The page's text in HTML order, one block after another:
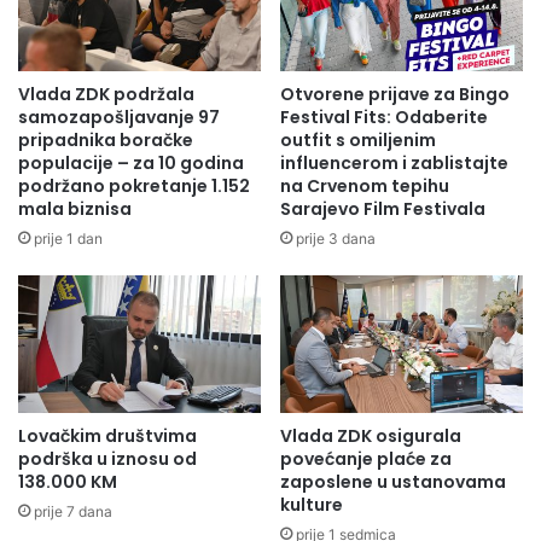
Odsjek za odnose sa javnošću,analitiku i planiranje
g
v
i
j
e
ć
a
O
l
o
o
e
d
n
o
:
n
o
v
o
g
d
i
š
j
i
p
a
k
e
Vlada ZDK podržala
samozapošljavanje 97
pripadnika boračke
populacije – za 10 godina
podržano pokretanje 1.152
mala biznisa
prije 1 dan
Otvorene prijave za Bingo
Festival Fits: Odaberite
outfit s omiljenim
influencerom i zablistajte
na Crvenom tepihu
Sarajevo Film Festivala
prije 3 dana
Lovačkim društvima
podrška u iznosu od
138.000 KM
prije 7 dana
Vlada ZDK osigurala
povećanje plaće za
zaposlene u ustanovama
kulture
prije 1 sedmica